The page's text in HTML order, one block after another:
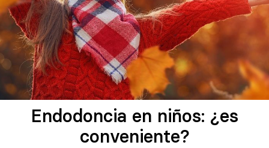
Endodoncia en niños: ¿es
conveniente?